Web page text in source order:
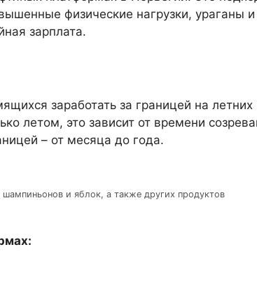
физические нагрузки, ураганы и
зарплата.
заработать за границей на летних
летом, это зависит от времени
– от месяца до года.
и яблок, а также других продуктов